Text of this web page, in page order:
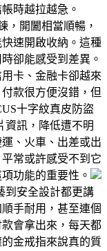
時越拉越急。
，開闔相當順暢，
速開啟收納。這種
卻能感受到差異。
卡、金融卡卻越來
款很方便沒錯，但
十字紋真皮防盜
資訊，降低遭不明
、火車、出差或出
常或許感受不到它
功能的重要性。
到安全設計都更講
手耐用，甚至連個
會拿出來，每天都
金戒指來說真的質